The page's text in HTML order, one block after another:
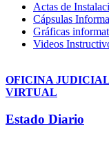
Actas de
Cápsulas
Gráficas
Videos
OFICINA JUDICIAL
VIRTUAL
Estado Diario